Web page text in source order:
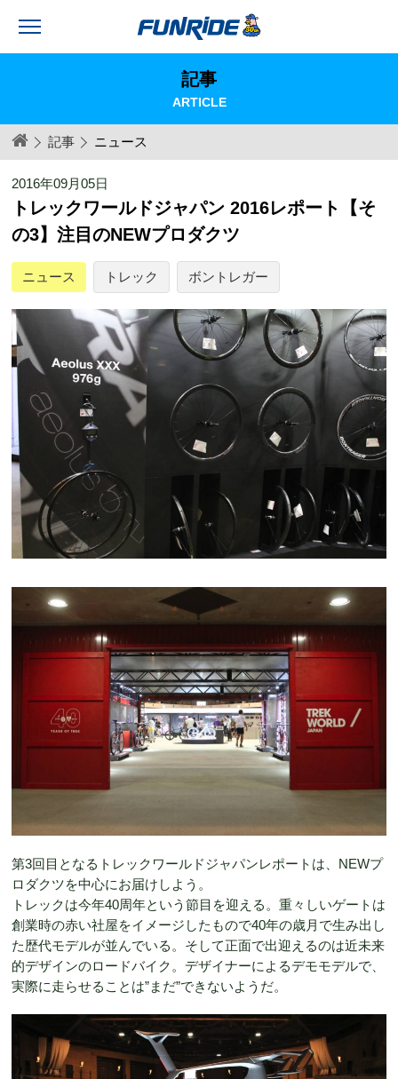
記事
ARTICLE
記事 ニュース
2016年09月05日
トレックワールドジャパン 2016レポート【そ
の3】注目のNEWプロダクツ
ニュース トレック ボントレガー
第3回目となるトレックワールドジャパンレポートは、NEWプ
ロダクツを中心にお届けしよう。
トレックは今年40周年という節目を迎える。重々しいゲートは
創業時の赤い社屋をイメージしたもので40年の歳月で生み出し
た歴代モデルが並んでいる。そして正面で出迎えるのは近未来
的デザインのロードバイク。デザイナーによるデモモデルで、
実際に走らせることは”まだ”できないようだ。